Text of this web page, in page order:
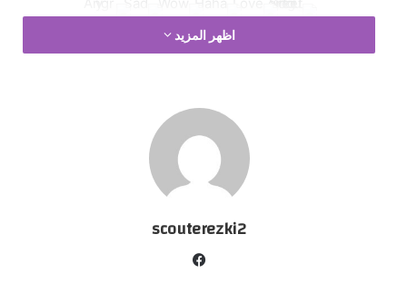
اظهر المزيد
scouterezki2